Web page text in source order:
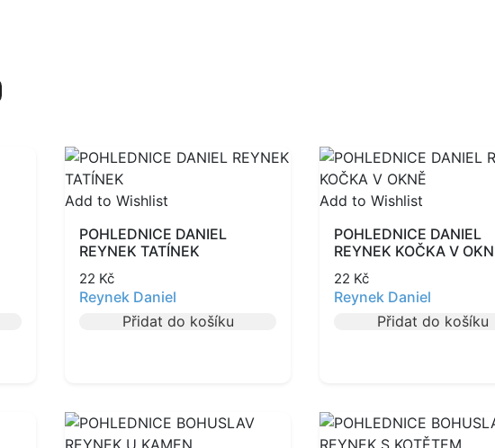
Add to Wishlist
POHLEDNICE DANIEL
REYNEK TATÍNEK
22 Kč
Reynek Daniel
Přidat do košíku
Add to Wishlist
POHLEDNICE DANIEL
REYNEK KOČKA V
22 Kč
Reynek Daniel
Přidat do košíku